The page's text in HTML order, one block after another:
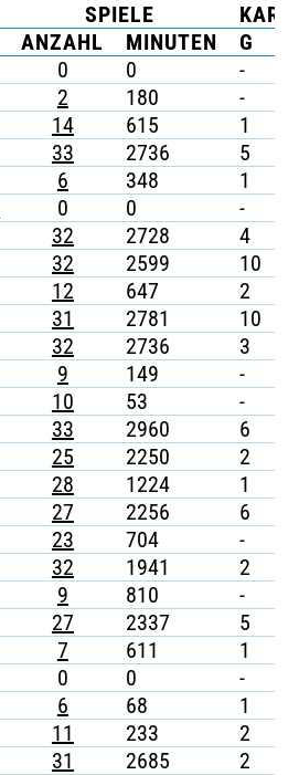
SPIELE
ANZAHL MINUTEN G
0 0 -
2 180 -
14 615 1
33 2736 5
6 348 1
0 0 -
32 2728 4
32 2599 10
12 647 2
31 2781 10
32 2736 3
9 149 -
10 53 -
33 2960 6
25 2250 2
28 1224 1
27 2256 6
23 704 -
32 1941 2
9 810 -
27 2337 5
7 611 1
0 0 -
6 68 1
11 233 2
31 2685 2